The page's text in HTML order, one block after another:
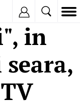
in